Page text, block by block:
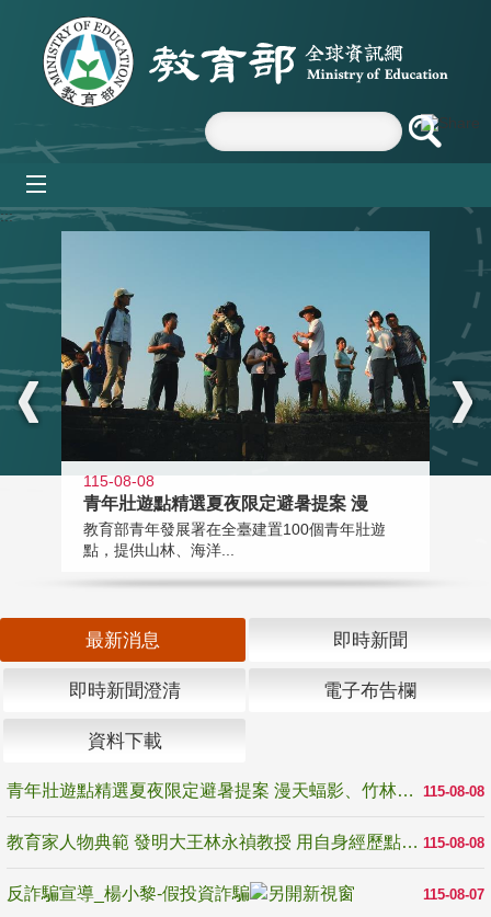
跳到主要內容區塊
:::
115-08-08
青年壯遊點精選夏夜限定避暑提案 漫
教育部青年發展署在全臺建置100個青年壯遊
點，提供山林、海洋...
最新消息 即時新聞
即時新聞澄清 電子布告欄
資料下載
115-08-08
青年壯遊點精選夏夜限定避暑提案 漫天蝠影、竹林尋蛙、茶香夜觀 邀青年暮色出發
115-08-08
教育家人物典範 發明大王林永禎教授 用自身經歷點亮學生的路
115-08-07
反詐騙宣導_楊小黎-假投資詐騙